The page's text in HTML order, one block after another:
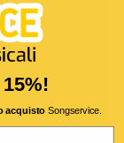
MULTITRACCIA
acquistoSongservice.